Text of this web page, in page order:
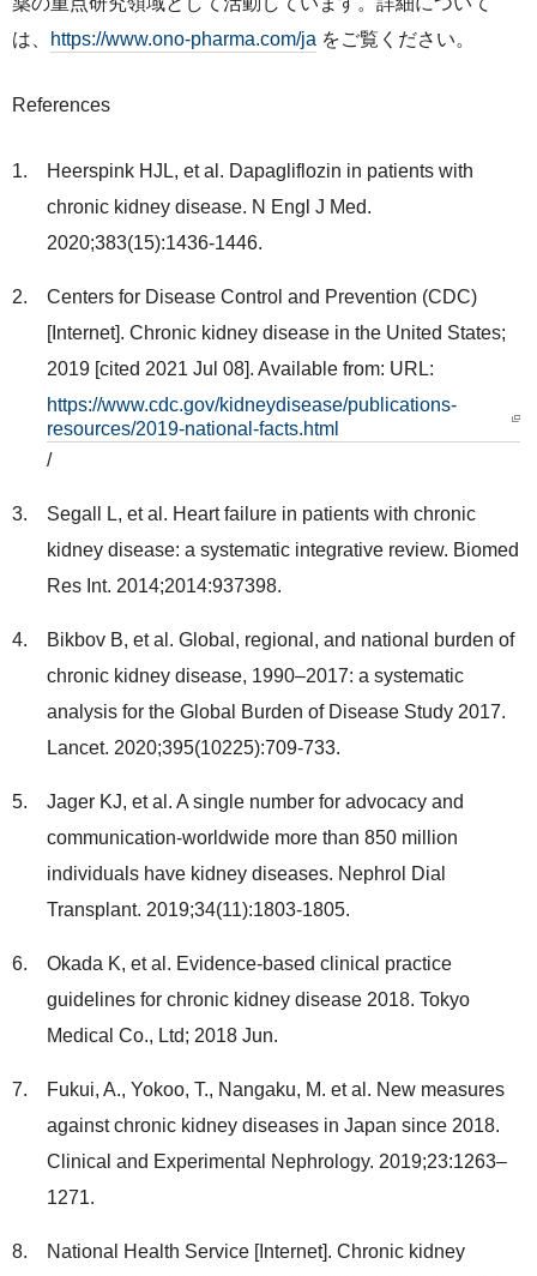
は、
https://www.ono-pharma.com/ja をご覧ください。
References
Heerspink HJL, et al. Dapagliflozin in patients with
chronic kidney disease. N Engl J Med.
2020;383(15):1436-1446.
Centers for Disease Control and Prevention (CDC)
[Internet]. Chronic kidney disease in the United States;
2019 [cited 2021 Jul 08]. Available from: URL:
https://www.cdc.gov/kidneydisease/publications-
resources/2019-national-facts.html
/
Segall L, et al. Heart failure in patients with chronic
kidney disease: a systematic integrative review. Biomed
Res Int. 2014;2014:937398.
Bikbov B, et al. Global, regional, and national burden of
chronic kidney disease, 1990–2017: a systematic
analysis for the Global Burden of Disease Study 2017.
Lancet. 2020;395(10225):709-733.
Jager KJ, et al. A single number for advocacy and
communication-worldwide more than 850 million
individuals have kidney diseases. Nephrol Dial
Transplant. 2019;34(11):1803-1805.
Okada K, et al. Evidence-based clinical practice
guidelines for chronic kidney disease 2018. Tokyo
Medical Co., Ltd; 2018 Jun.
Fukui, A., Yokoo, T., Nangaku, M. et al. New measures
against chronic kidney diseases in Japan since 2018.
Clinical and Experimental Nephrology. 2019;23:1263–
1271.
National Health Service [Internet]. Chronic kidney